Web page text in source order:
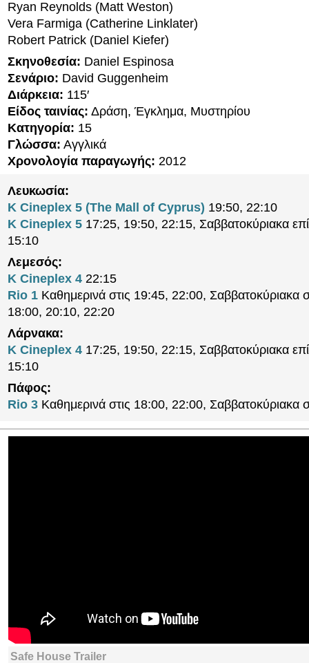
Ryan Reynolds (Matt Weston)
Vera Farmiga (Catherine Linklater)
Robert Patrick (Daniel Kiefer)
Σκηνοθεσία: Daniel Espinosa
Σενάριο: David Guggenheim
Διάρκεια: 115′
Είδος ταινίας: Δράση, Έγκλημα, Μυστηρίου
Κατηγορία: 15
Γλώσσα: Αγγλικά
Χρονολογία παραγωγής: 2012
Λευκωσία:
K Cineplex 5 (The Mall of Cyprus) 19:50, 22:10
K Cineplex 5 17:25, 19:50, 22:15, Σαββατοκύριακα
15:10
Λεμεσός:
K Cineplex 4 22:15
Rio 1 Καθημερινά στις 19:45, 22:00, Σαββατοκύριακα
18:00, 20:10, 22:20
Λάρνακα:
K Cineplex 4 17:25, 19:50, 22:15, Σαββατοκύριακα
15:10
Πάφος:
Rio 3 Καθημερινά στις 18:00, 22:00, Σαββατοκύριακα
Safe House Trailer